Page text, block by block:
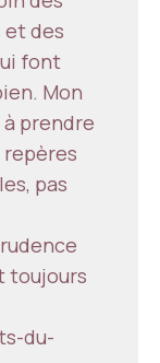
et des
font
Mon
prendre
repères
pas
toujours
du-